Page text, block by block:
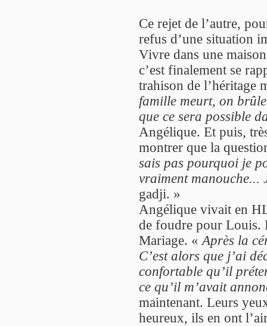
Ce rejet de l’autre,
refus d’une situation
Vivre dans une
c’est finalement se
trahison de l’héritage
famille meurt, on
que ce sera possible
Angélique. Et puis,
montrer que la
sais pas pourquoi je
vraiment manouche...
gadji. »
Angélique vivait en
de foudre pour Louis.
Mariage. « Après la
C’est alors que j’ai
confortable qu’il
ce qu’il m’avait
maintenant. Leurs
heureux, ils en ont